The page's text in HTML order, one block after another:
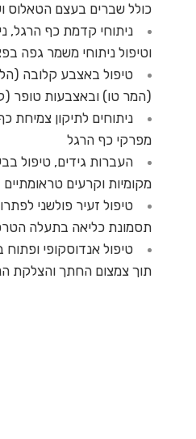
כולל שברים בעצם הטאלוס
ניתוחי קדמת כף הרגל,
וטיפול ניתוחי משמר גפה
טיפול באצבע קלובה
(המר טו) ובאצבעות טופר
ניתוחים לתיקון צמיחת
מפרקי כף הרגל
העברות גידים, טיפול
מקומיות וקרעים טראומתיים
טיפול זעיר פולשני
תסמונת כליאה בתעלה
טיפול אנדוסקופי ופתוח
תוך צמצום החתך והצלקת